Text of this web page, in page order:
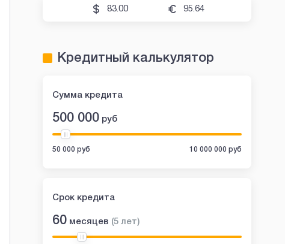
83.00 95.64
Кредитный калькулятор
Сумма кредита
500 000 руб
50 000 руб 10 000 000 руб
Срок кредита
60 месяцев (5 лет)